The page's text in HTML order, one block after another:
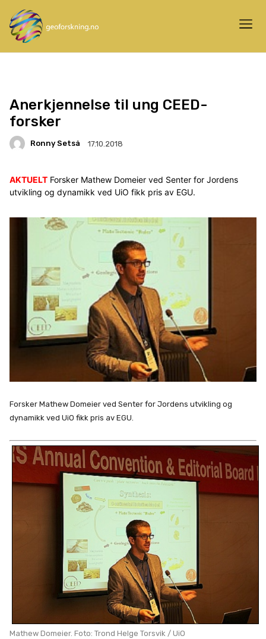
Anerkjennelse til ung CEED-
forsker
Ronny Setså 17.10.2018
AKTUELT Forsker Mathew Domeier ved Senter for Jordens
utvikling og dynamikk ved UiO fikk pris av EGU.
Forsker Mathew Domeier ved Senter for Jordens utvikling og
dynamikk ved UiO fikk pris av EGU.
Mathew Domeier. Foto: Trond Helge Torsvik / UiO